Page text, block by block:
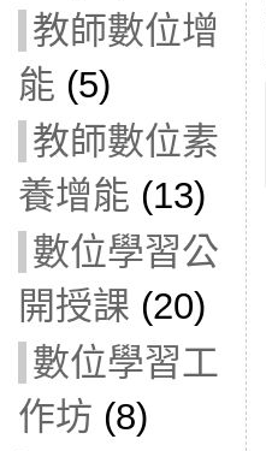
教師數位增
能 (5)
教師數位素
養增能 (13)
數位學習公
開授課 (20)
數位學習工
作坊 (8)